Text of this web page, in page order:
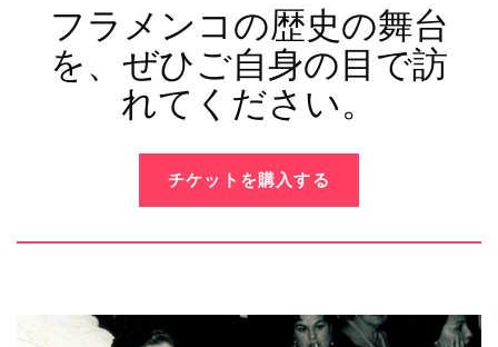
フラメンコの歴史の舞台
を、ぜひご自身の目で訪
れてください。
チケットを購入する